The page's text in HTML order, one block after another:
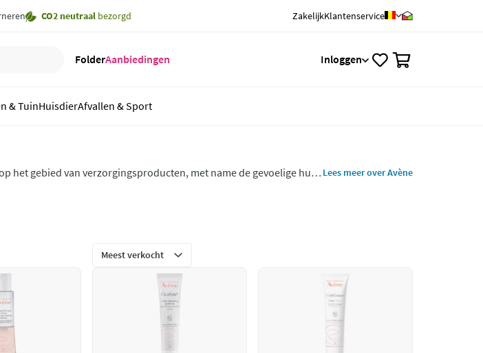
CO2 neutraal bezorgd ZakelijkKlantenservice
FolderAanbiedingen Inloggen
& TuinHuisdierAfvallen & Sport
het gebied van verzorgingsproducten, met name de gevoelige huid. Lees meer over Avène